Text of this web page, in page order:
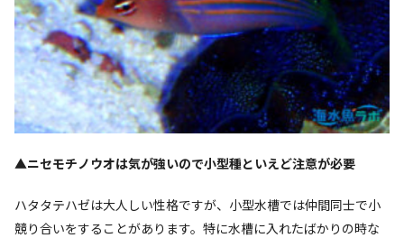
▲ニセモチノウオは気が強いので小型種といえど注意が必要
ハタタテハゼは大人しい性格ですが、小型水槽では仲間同士で小
競り合いをすることがあります。特に水槽に入れたばかりの時な